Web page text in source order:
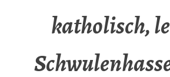
katholisch,